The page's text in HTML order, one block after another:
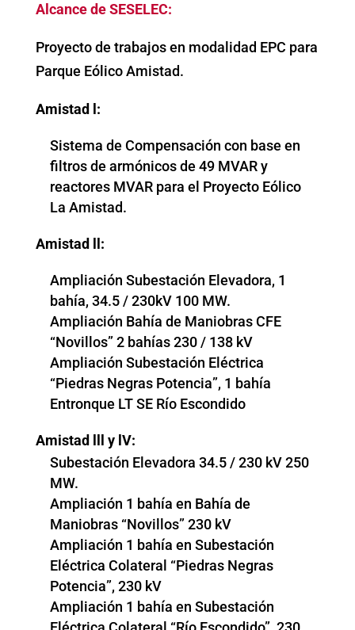
Alcance de SESELEC:
Proyecto de trabajos en modalidad EPC para
Parque Eólico Amistad.
Amistad l:
Sistema de Compensación con base en
filtros de armónicos de 49 MVAR y
reactores MVAR para el Proyecto Eólico
La Amistad.
Amistad ll:
Ampliación Subestación Elevadora, 1
bahía, 34.5 / 230kV 100 MW.
Ampliación Bahía de Maniobras CFE
“Novillos” 2 bahías 230 / 138 kV
Ampliación Subestación Eléctrica
“Piedras Negras Potencia”, 1 bahía
Entronque LT SE Río Escondido
Amistad lll y lV:
Subestación Elevadora 34.5 / 230 kV 250
MW.
Ampliación 1 bahía en Bahía de
Maniobras “Novillos” 230 kV
Ampliación 1 bahía en Subestación
Eléctrica Colateral “Piedras Negras
Potencia”, 230 kV
Ampliación 1 bahía en Subestación